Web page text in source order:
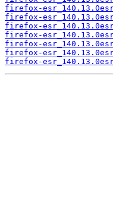
firefox-
firefox-
firefox-
firefox-
firefox-
firefox-
firefox-